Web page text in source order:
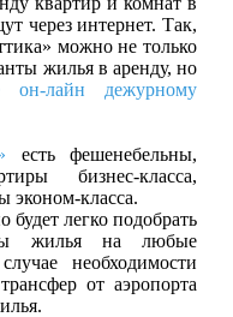
через интернет. Так,
можно не только
жилья в аренду, но
он-лайн дежурному
есть фешенебельны,
бизнес-класса,
эконом-класса.
легко подобрать
жилья на любые
необходимости
от аэропорта